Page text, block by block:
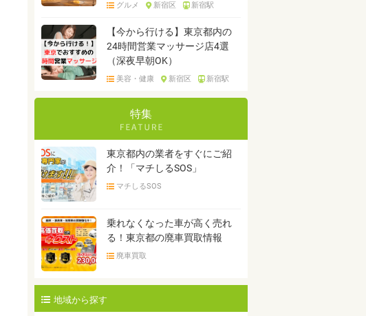
グルメ 新宿区 新宿駅
【今から行ける】東京都内の
24時間営業マッサージ店4選
（深夜早朝OK）
美容・健康 新宿区 新宿駅
特集
東京都内の業者をすぐにご紹
介！「マチしるSOS」
マチしるSOS
乗れなくなった車が高く売れ
る！東京都の廃車買取情報
廃車買取
地域から探す